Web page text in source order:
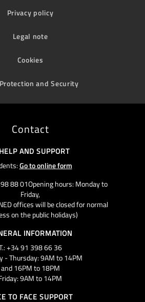
Privacy policy
Legal note
Cookies
and Security
Contact
AND SUPPORT
Go to online form
88 01Opening hours: Monday to
Friday,
offices will be closed for normal
on the public holidays)
INFORMATION
+34 91 398 66 36
- Thursday: 9AM to 14PM
and 16PM to 18PM
9AM to 14PM
TO FACE SUPPORT